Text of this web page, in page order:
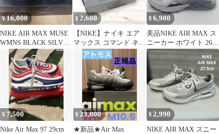
¥ 16,000
NIKE AIR MAX MUSE
WMNS BLACK SILVER
28cm
¥2,600
【NIKE】ナイキ エア
マックス コマンド ネイ
ビー×シルバー 27㎝
¥6,900
美品NIKE AIR MAX ス
ニーカー ホワイト 26
㎝ エアマックスエク
シー
¥ 7,500
Nike Air Max 97 29cm
¥23,000
★新品★Air Max
¥2,990
NIKE AIR MAX スニー